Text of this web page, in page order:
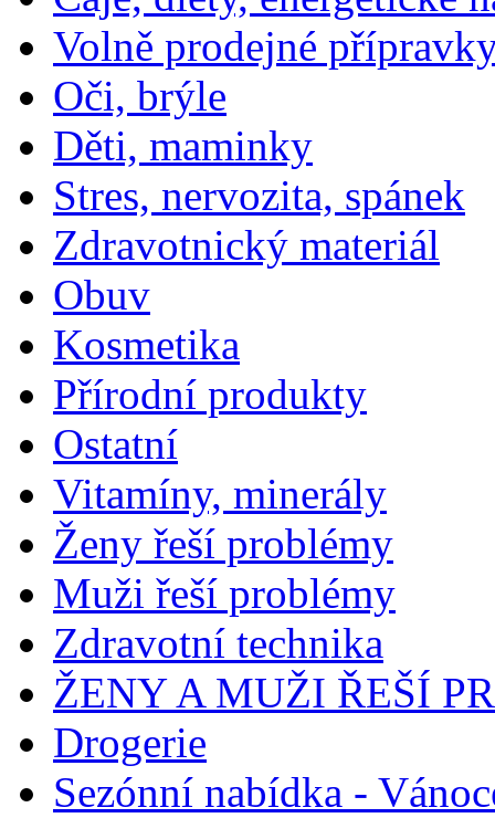
Volně prodejné
Oči, brýle
Děti, maminky
Stres, nervozita, spánek
Zdravotnický materiál
Obuv
Kosmetika
Přírodní produkty
Ostatní
Vitamíny, minerály
Ženy řeší problémy
Muži řeší problémy
Zdravotní technika
ŽENY A MUŽI ŘEŠÍ
Drogerie
Sezónní nabídka -